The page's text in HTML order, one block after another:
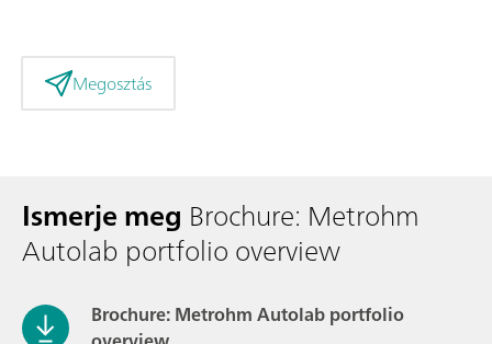
Megosztás
Ismerje meg Brochure: Metrohm
Autolab portfolio overview
Brochure: Metrohm Autolab portfolio